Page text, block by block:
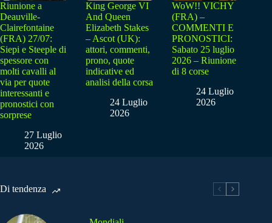
Riunione a
Deauville-
Clairefontaine
(FRA) 27/07:
Siepi e Steeple di
spessore con
molti cavalli al
via per quote
interessanti e
pronostici con
sorprese
27 Luglio
2026
King George VI
And Queen
Elizabeth Stakes
– Ascot (UK):
attori, commenti,
prono, quote
indicative ed
analisi della corsa
24 Luglio
2026
WoW!! VICHY
(FRA) –
COMMENTI E
PRONOSTICI:
Sabato 25 luglio
2026 – Riunione
di 8 corse
24 Luglio
2026
Di tendenza